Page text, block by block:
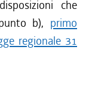
che
b), primo
regionale 31